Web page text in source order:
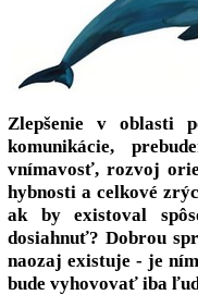
Zlepšenie v oblasti
komunikácie,
vnímavosť, rozvoj
hybnosti a celkové
ak by existoval
dosiahnuť? Dobrou
naozaj existuje - je
bude vyhovovať iba